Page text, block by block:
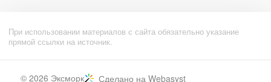
При использовании материалов с сайта обязательно указание
прямой ссылки на источник.
© 2026 Эксморк Сделано на Webasyst